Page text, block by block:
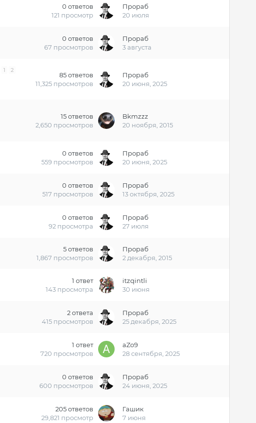
0 ответов
121 просмотр
Прораб
20 июля
0 ответов
67 просмотров
Прораб
3 августа
1
2
85 ответов
11,325 просмотров
Прораб
20 июня, 2025
15 ответов
2,650 просмотров
Bkmzzz
20 ноября, 2015
0 ответов
559 просмотров
Прораб
20 июня, 2025
0 ответов
517 просмотров
Прораб
13 октября, 2025
0 ответов
92 просмотра
Прораб
27 июля
5 ответов
1,867 просмотров
Прораб
2 декабря, 2015
1 ответ
143 просмотра
itzqintli
30 июня
2 ответа
415 просмотров
Прораб
25 декабря, 2025
1 ответ
720 просмотров
aZo9
28 сентября, 2025
0 ответов
600 просмотров
Прораб
24 июня, 2025
205 ответов
29,821 просмотр
Гашик
7 июня